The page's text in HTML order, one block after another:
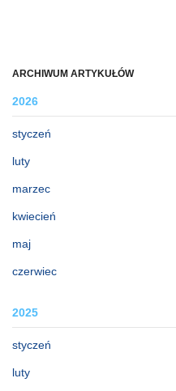
ARCHIWUM ARTYKUŁÓW
2026
styczeń
luty
marzec
kwiecień
maj
czerwiec
2025
styczeń
luty